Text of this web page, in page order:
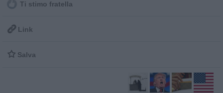
Ti stimo fratella
 Link
 Salva